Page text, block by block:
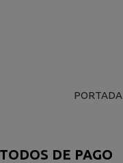
PORTADA
DE PAGO